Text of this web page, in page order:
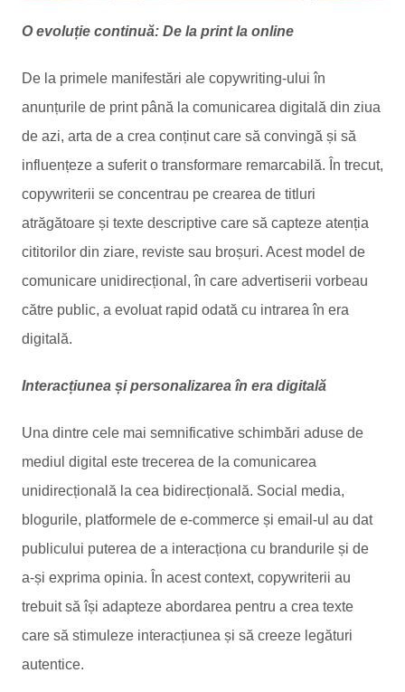
O evoluție continuă: De la print la online
De la primele manifestări ale copywriting-ului în
anunțurile de print până la comunicarea digitală din ziua
de azi, arta de a crea conținut care să convingă și să
influențeze a suferit o transformare remarcabilă. În trecut,
copywriterii se concentrau pe crearea de titluri
atrăgătoare și texte descriptive care să capteze atenția
cititorilor din ziare, reviste sau broșuri. Acest model de
comunicare unidirecțional, în care advertiserii vorbeau
către public, a evoluat rapid odată cu intrarea în era
digitală.
Interacțiunea și personalizarea în era digitală
Una dintre cele mai semnificative schimbări aduse de
mediul digital este trecerea de la comunicarea
unidirecțională la cea bidirecțională. Social media,
blogurile, platformele de e-commerce și email-ul au dat
publicului puterea de a interacționa cu brandurile și de
a-și exprima opinia. În acest context, copywriterii au
trebuit să își adapteze abordarea pentru a crea texte
care să stimuleze interacțiunea și să creeze legături
autentice.